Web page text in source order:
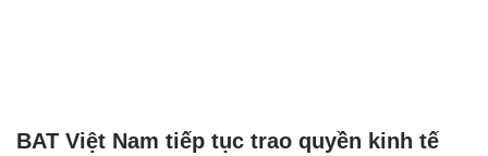
BAT Việt Nam tiếp tục trao quyền kinh tế